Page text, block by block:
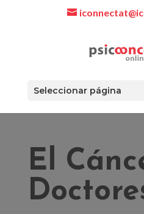
Seleccionar página
El